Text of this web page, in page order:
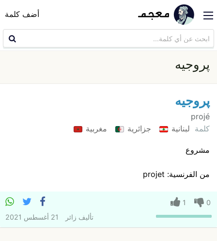
أضف كلمة
پروجيه
پروجيه
projé
كلمة لبنانية جزائرية مغربية
مشروع
من الفرنسية: projet
0
1
تأليف زائر 21 أغسطس 2021